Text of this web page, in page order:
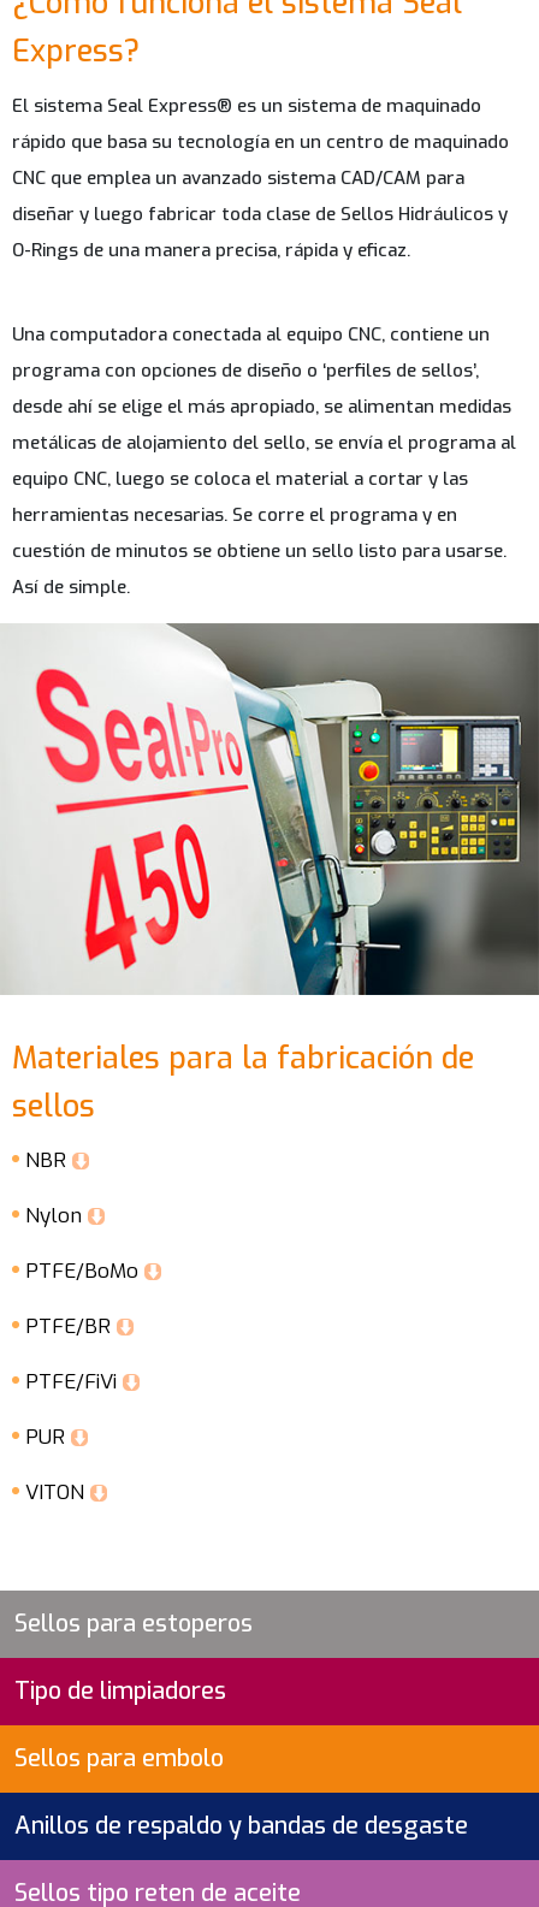
Express?
El sistema Seal Express® es un sistema de maquinado
rápido que basa su tecnología en un centro de maquinado
CNC que emplea un avanzado sistema CAD/CAM para
diseñar y luego fabricar toda clase de Sellos Hidráulicos y
O-Rings de una manera precisa, rápida y eficaz.
Una computadora conectada al equipo CNC, contiene un
programa con opciones de diseño o ‘perfiles de sellos’,
desde ahí se elige el más apropiado, se alimentan medidas
metálicas de alojamiento del sello, se envía el programa al
equipo CNC, luego se coloca el material a cortar y las
herramientas necesarias. Se corre el programa y en
cuestión de minutos se obtiene un sello listo para usarse.
Así de simple.
Materiales para la fabricación de
sellos
NBR
Nylon
PTFE/BoMo
PTFE/BR
PTFE/FiVi
PUR
VITON
Sellos para estoperos
Tipo de limpiadores
Sellos para embolo
Anillos de respaldo y bandas de desgaste
Sellos tipo reten de aceite